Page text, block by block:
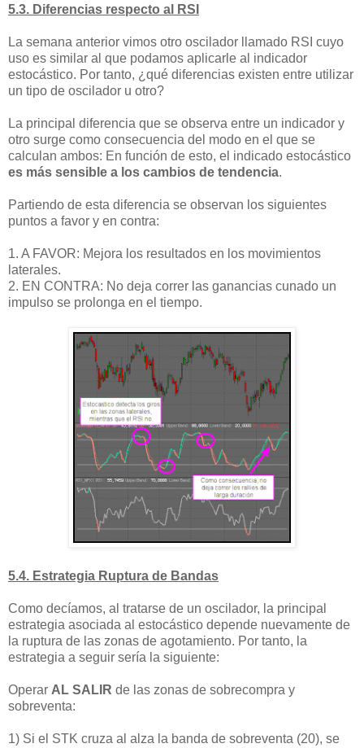
5.3. Diferencias respecto al RSI
La semana anterior vimos otro oscilador llamado RSI cuyo
uso es similar al que podamos aplicarle al indicador
estocástico. Por tanto, ¿qué diferencias existen entre utilizar
un tipo de oscilador u otro?
La principal diferencia que se observa entre un indicador y
otro surge como consecuencia del modo en el que se
calculan ambos: En función de esto, el indicado estocástico
es más sensible a los cambios de tendencia.
Partiendo de esta diferencia se observan los siguientes
puntos a favor y en contra:
1. A FAVOR: Mejora los resultados en los movimientos
laterales.
2. EN CONTRA: No deja correr las ganancias cunado un
impulso se prolonga en el tiempo.
5.4. Estrategia Ruptura de Bandas
Como decíamos, al tratarse de un oscilador, la principal
estrategia asociada al estocástico depende nuevamente de
la ruptura de las zonas de agotamiento. Por tanto, la
estrategia a seguir sería la siguiente:
Operar AL SALIR de las zonas de sobrecompra y
sobreventa:
1) Si el STK cruza al alza la banda de sobreventa (20), se